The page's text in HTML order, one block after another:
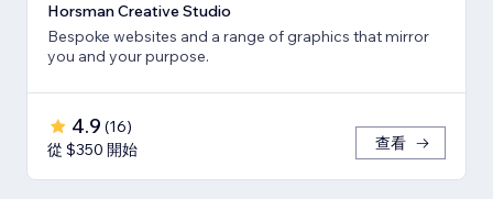
Horsman Creative Studio
Bespoke websites and a range of graphics that mirror
you and your purpose.
4.9 (16)
從 $350 開始
查看